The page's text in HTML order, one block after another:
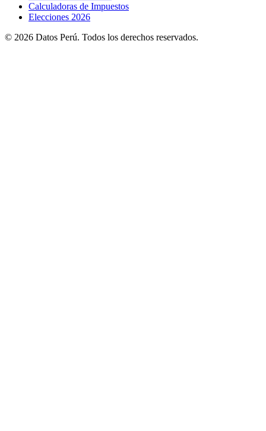
Calculadoras de Impuestos
Elecciones 2026
© 2026 Datos Perú. Todos los derechos reservados.